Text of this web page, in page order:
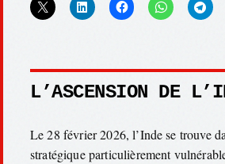
L’ASCENSION DE
Le 28 février 2026, l’Inde se trouve
stratégique particulièrement